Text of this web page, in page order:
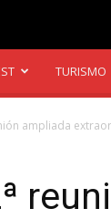
TURISMO
ampliada